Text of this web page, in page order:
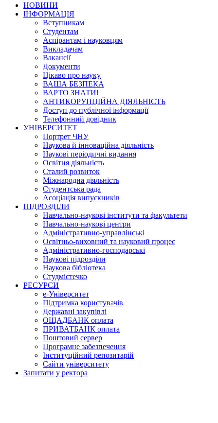
НОВИНИ
ІНФОРМАЦІЯ
Вступникам
Студентам
Аспірантам і науковцям
Викладачам
Вакансії
Документи
Цікаво про науку
ВАША БЕЗПЕКА
ВАРТО ЗНАТИ!
АНТИКОРУПЦІЙНА ДІЯЛЬНІСТЬ
Доступ до публічної інформації
Телефонний довідник
УНІВЕРСИТЕТ
Портрет ЧНУ
Наукова й інноваційна діяльність
Наукові періодичні видання
Освітня діяльність
Сталий розвиток
Міжнародна діяльність
Студентська рада
Асоціація випускників
ПІДРОЗДІЛИ
Навчально-наукові інститути та факультети
Навчально-наукові центри
Адміністративно-управлінські
Освітньо-виховний та науковий процес
Адміністративно-господарські
Наукові підрозділи
Наукова бібліотека
Студмістечко
РЕСУРСИ
е-Університет
Підтримка користувачів
Державні закупівлі
ОЩАДБАНК оплата
ПРИВАТБАНК оплата
Поштовий сервер
Програмне забезпечення
Інституційний репозитарій
Сайти університету
Запитати у ректора